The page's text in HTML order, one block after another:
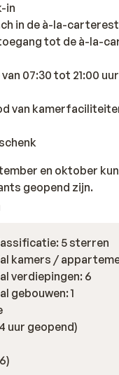
in
in de à-la-
tot de à-la-
07:30 tot 21:00 uur
van
en oktober
geopend zijn.
5 sterren
kamers /
verdiepingen: 6
gebouwen: 1
uur geopend)